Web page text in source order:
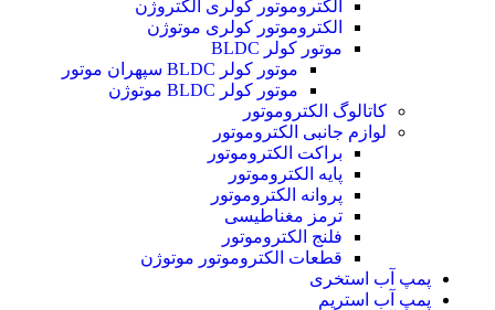
الکتروموتور کولری الکتروژن
الکتروموتور کولری موتوژن
موتور کولر BLDC
موتور کولر BLDC سپهران موتور
موتور کولر BLDC موتوژن
کاتالوگ الکتروموتور
لوازم جانبی الکتروموتور
براکت الکتروموتور
پایه الکتروموتور
پروانه الکتروموتور
ترمز مغناطیسی
فلنج الکتروموتور
قطعات الکتروموتور موتوژن
پمپ آب استخری
پمپ آب استریم